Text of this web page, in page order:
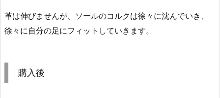
革は伸びませんが、ソールのコルクは徐々に沈んでいき、
徐々に自分の足にフィットしていきます。
購入後